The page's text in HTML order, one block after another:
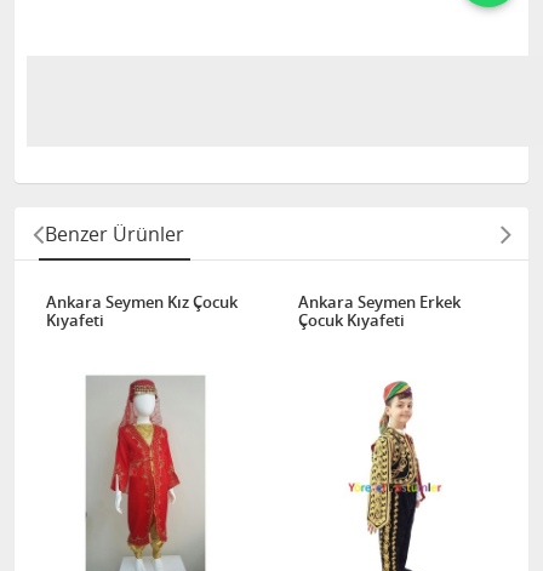
Benzer Ürünler
Ankara Seymen Kız Çocuk
Kıyafeti
Ankara Seymen Erkek
Çocuk Kıyafeti